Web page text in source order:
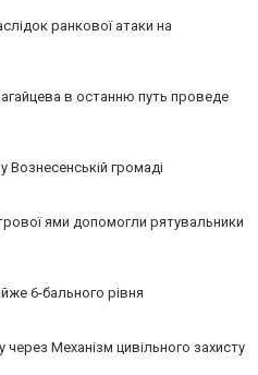
ранкової атаки на
в останню путь проведе
Вознесенській громаді
ями допомогли рятувальники
6-бального рівня
Механізм цивільного захисту